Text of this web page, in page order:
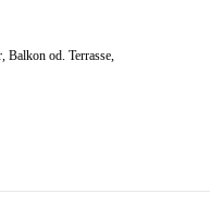
Balkon od. Terrasse,